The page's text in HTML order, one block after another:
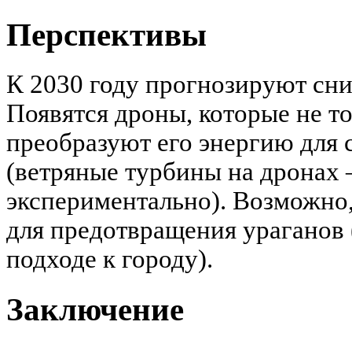
Перспективы
К 2030 году прогнозируют
Появятся дроны, которые не
преобразуют его энергию для
(ветряные турбины на
экспериментально).
для предотвращения ураганов
подходе к городу).
Заключение